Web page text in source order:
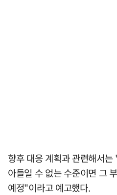
향후 대응 계획과 관련해서
아들일 수 없는 수준이면 그
예정"이라고 예고했다.